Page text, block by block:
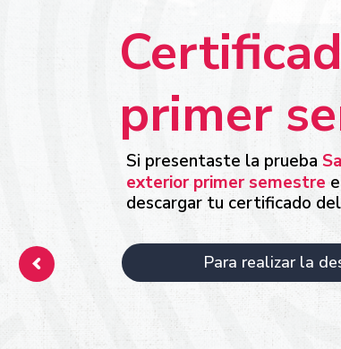
primer
Para realizar la
Si presentaste la prueba
exterior primer semestre
descargar tu certificado